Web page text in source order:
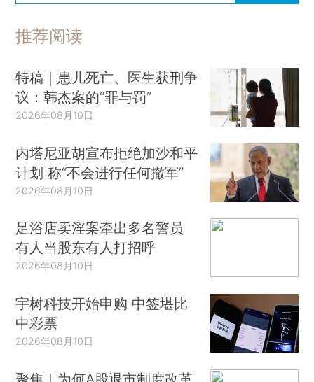
推荐阅读
特稿｜患儿死亡、医生获刑争
议：韩杰案的“罪与罚”
2026年08月10日
内塔尼亚胡宣布拒绝加沙和平
计划 称“不会进行任何撤军”
2026年08月10日
足浴店卖淫案牵出多名警员
有人当股东有人打招呼
2026年08月10日
宇树科技开始申购 中签堪比
中彩票
2026年08月10日